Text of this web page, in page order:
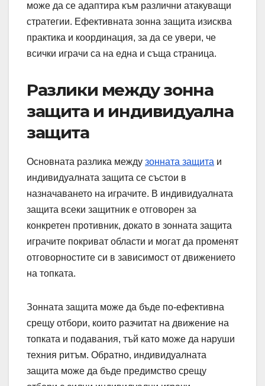
може да се адаптира към различни атакуващи
стратегии. Ефективната зонна защита изисква
практика и координация, за да се увери, че
всички играчи са на една и съща страница.
Разлики между зонна
защита и индивидуална
защита
Основната разлика между зонната защита и
индивидуалната защита се състои в
назначаването на играчите. В индивидуалната
защита всеки защитник е отговорен за
конкретен противник, докато в зонната защита
играчите покриват области и могат да променят
отговорностите си в зависимост от движението
на топката.
Зонната защита може да бъде по-ефективна
срещу отбори, които разчитат на движение на
топката и подавания, тъй като може да наруши
техния ритъм. Обратно, индивидуалната
защита може да бъде предимство срещу